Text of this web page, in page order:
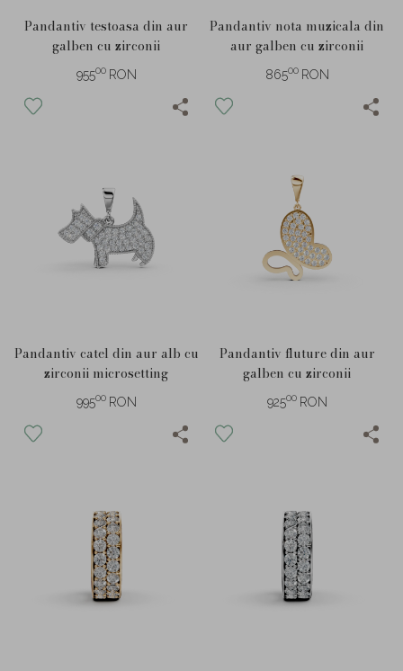
Pandantiv testoasa din aur
galben cu zirconii
95500 RON
Pandantiv nota muzicala din
aur galben cu zirconii
86500 RON
Pandantiv catel din aur alb cu
zirconii microsetting
99500 RON
Pandantiv fluture din aur
galben cu zirconii
92500 RON